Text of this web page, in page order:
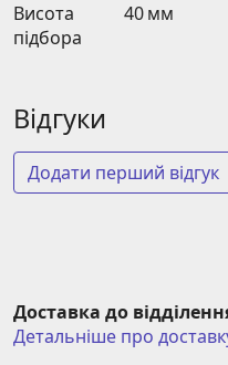
Висота
підбора
40 мм
Відгуки
Додати перший відгук
Доставка до
Детальніше про